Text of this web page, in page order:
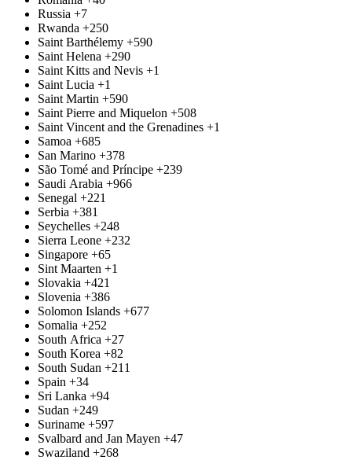
Russia +7
Rwanda +250
Saint Barthélemy +590
Saint Helena +290
Saint Kitts and Nevis +1
Saint Lucia +1
Saint Martin +590
Saint Pierre and Miquelon +508
Saint Vincent and the Grenadines +1
Samoa +685
San Marino +378
São Tomé and Príncipe +239
Saudi Arabia +966
Senegal +221
Serbia +381
Seychelles +248
Sierra Leone +232
Singapore +65
Sint Maarten +1
Slovakia +421
Slovenia +386
Solomon Islands +677
Somalia +252
South Africa +27
South Korea +82
South Sudan +211
Spain +34
Sri Lanka +94
Sudan +249
Suriname +597
Svalbard and Jan Mayen +47
Swaziland +268